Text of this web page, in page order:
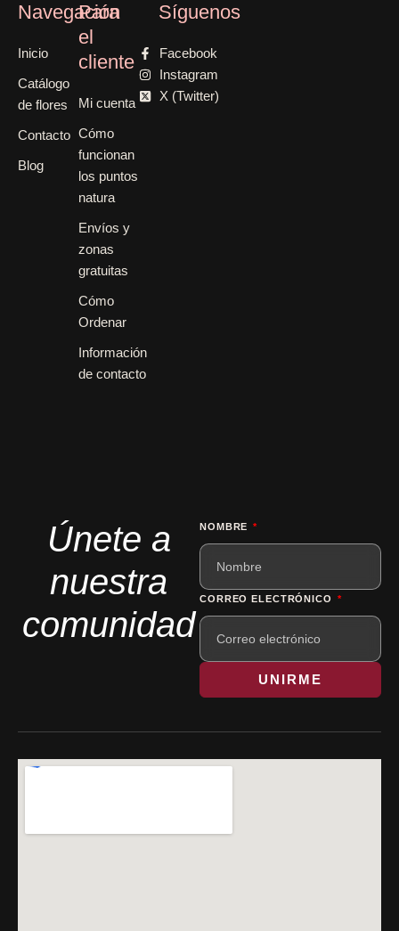
Navegación
Inicio
Catálogo
de flores
Contacto
Blog
Para
el
cliente
Mi cuenta
Cómo
funcionan
los puntos
natura
Envíos y
zonas
gratuitas
Cómo
Ordenar
Información
de contacto
Síguenos
Facebook
Instagram
X (Twitter)
Únete a
nuestra
comunidad
NOMBRE
CORREO ELECTRÓNICO
UNIRME